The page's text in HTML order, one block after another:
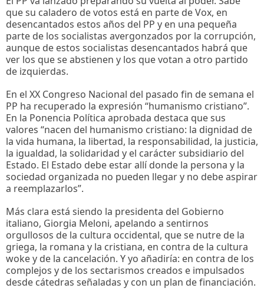
que su caladero de votos está en parte de Vox, en
desencantados estos años del PP y en una pequeña
parte de los socialistas avergonzados por la corrupción,
aunque de estos socialistas desencantados habrá que
ver los que se abstienen y los que votan a otro partido
de izquierdas.
En el XX Congreso Nacional del pasado fin de semana el
PP ha recuperado la expresión “humanismo cristiano”.
En la Ponencia Política aprobada destaca que sus
valores “nacen del humanismo cristiano: la dignidad de
la vida humana, la libertad, la responsabilidad, la justicia,
la igualdad, la solidaridad y el carácter subsidiario del
Estado. El Estado debe estar allí donde la persona y la
sociedad organizada no pueden llegar y no debe aspirar
a reemplazarlos”.
Más clara está siendo la presidenta del Gobierno
italiano, Giorgia Meloni, apelando a sentirnos
orgullosos de la cultura occidental, que se nutre de la
griega, la romana y la cristiana, en contra de la cultura
woke y de la cancelación. Y yo añadiría: en contra de los
complejos y de los sectarismos creados e impulsados
desde cátedras señaladas y con un plan de financiación.